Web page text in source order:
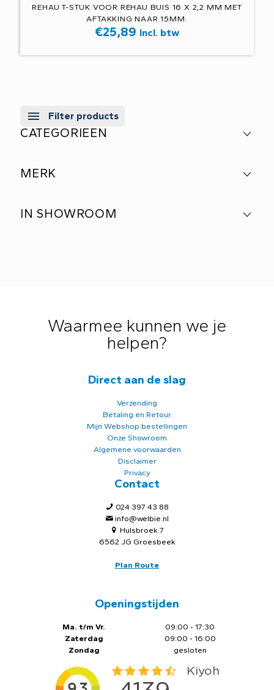
REHAU T-STUK VOOR REHAU BUIS 16 X 2,2 MM MET
AFTAKKING NAAR 15MM.
€25,89 Incl. btw
Filter products
CATEGORIEEN
MERK
IN SHOWROOM
Waarmee kunnen we je
helpen?
Direct aan de slag
Verzending
Betaling en Retour
Mijn Webshop bestellingen
Onze Showroom
Algemene voorwaarden
Disclaimer
Privacy
Contact
024 397 43 88
info@welbie.nl
Hulsbroek 7
6562 JG Groesbeek
Plan Route
Openingstijden
Ma. t/m Vr.
Zaterdag
Zondag
09:00 - 17:30
09:00 - 16:00
gesloten